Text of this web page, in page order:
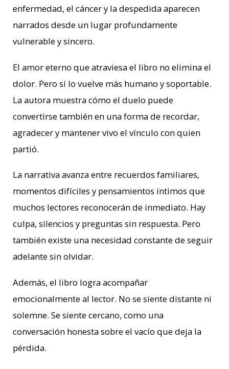
enfermedad, el cáncer y la despedida aparecen
narrados desde un lugar profundamente
vulnerable y sincero.
El amor eterno que atraviesa el libro no elimina el
dolor. Pero sí lo vuelve más humano y soportable.
La autora muestra cómo el duelo puede
convertirse también en una forma de recordar,
agradecer y mantener vivo el vínculo con quien
partió.
La narrativa avanza entre recuerdos familiares,
momentos difíciles y pensamientos íntimos que
muchos lectores reconocerán de inmediato. Hay
culpa, silencios y preguntas sin respuesta. Pero
también existe una necesidad constante de seguir
adelante sin olvidar.
Además, el libro logra acompañar
emocionalmente al lector. No se siente distante ni
solemne. Se siente cercano, como una
conversación honesta sobre el vacío que deja la
pérdida.